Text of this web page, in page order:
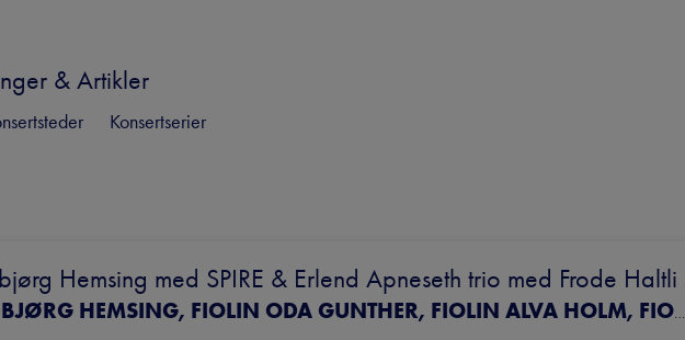
& Artikler
Konsertserier
Hemsing med SPIRE & Erlend Apneseth trio med Frode Haltli
ELDBJØRG HEMSING, FIOLIN ODA GUNTHER, FIOLIN ALVA HOLM, FIOLIN ELINOR DAVID, BRATSJ DORRAN ALIBAUD, CELLO SVEINUNG BJELLAND, KLAVER ERLEND APNESETH TRIO MED FRODE HALTLI ERLEND APNESETH – HARDINGFELE FRODE HALTLI – TREKKSPILL STEPHAN MEIDEL – GITAR ØYVIND HEGG-LUNDE – TROMMER THOROLF THUESTAD – LYD